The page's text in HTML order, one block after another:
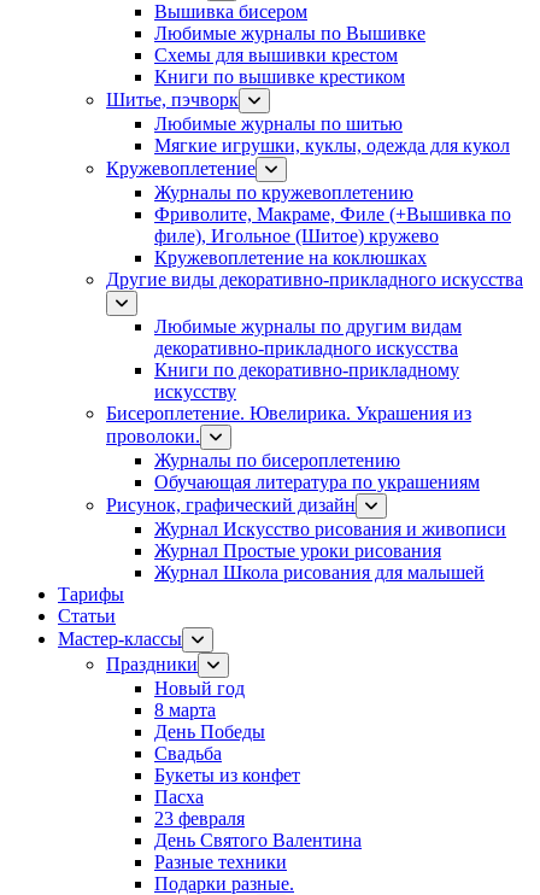
Вышивка бисером
Любимые журналы по Вышивке
Схемы для вышивки крестом
Книги по вышивке крестиком
Шитье, пэчворк
Любимые журналы по шитью
Мягкие игрушки, куклы, одежда для кукол
Кружевоплетение
Журналы по кружевоплетению
Фриволите, Макраме, Филе (+Вышивка по
филе), Игольное (Шитое) кружево
Кружевоплетение на коклюшках
Другие виды декоративно-прикладного искусства
Любимые журналы по другим видам
декоративно-прикладного искусства
Книги по декоративно-прикладному
искусству
Бисероплетение. Ювелирика. Украшения из
проволоки.
Журналы по бисероплетению
Обучающая литература по украшениям
Рисунок, графический дизайн
Журнал Искусство рисования и живописи
Журнал Простые уроки рисования
Журнал Школа рисования для малышей
Тарифы
Статьи
Мастер-классы
Праздники
Новый год
8 марта
День Победы
Свадьба
Букеты из конфет
Пасха
23 февраля
День Святого Валентина
Разные техники
Подарки разные.